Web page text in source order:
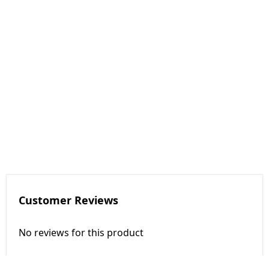
Customer Reviews
No reviews for this product